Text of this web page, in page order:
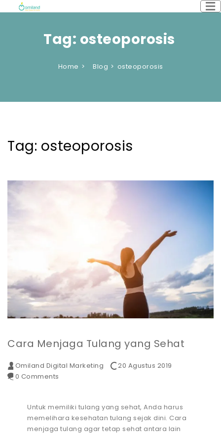
Tag: osteoporosis
Home Blog osteoporosis
Tag: osteoporosis
Cara Menjaga Tulang yang Sehat
Omiland Digital Marketing
20 Agustus 2019
0 Comments
Untuk memiliki tulang yang sehat, Anda harus
memelihara kesehatan tulang sejak dini. Cara
menjaga tulang agar tetap sehat antara lain